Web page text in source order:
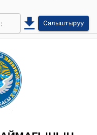
Салыштыруу